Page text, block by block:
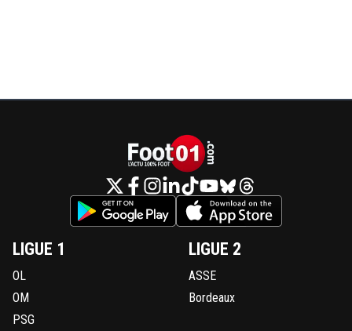
LIGUE 1
OL
OM
PSG
LIGUE 2
ASSE
Bordeaux